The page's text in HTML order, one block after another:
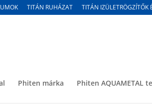
TITÁN RUHÁZAT TITÁN IZÜLETRÖGZÍTŐK
Phiten márka Phiten AQUAMETAL